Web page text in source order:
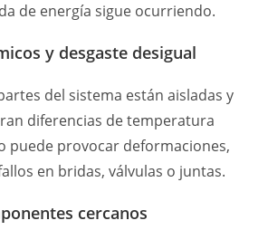
de energía sigue ocurriendo.
y desgaste desigual
del sistema están aisladas y
diferencias de temperatura
puede provocar deformaciones,
en bridas, válvulas o juntas.
cercanos